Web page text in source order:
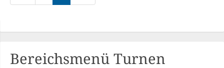
Bereichsmenü Turnen